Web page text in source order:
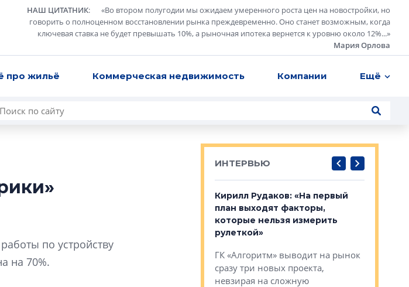
НАШ ЦИТАТНИК: «Во втором полугодии мы ожидаем умеренного роста цен на новостройки, но
говорить о полноценном восстановлении рынка преждевременно. Оно станет возможным, когда
ключевая ставка не будет превышать 10%, а рыночная ипотека вернется к уровню около 12%...»
Мария Орлова
про жильё Коммерческая недвижимость Компании Ещё
по устройству
на 70%.
ИНТЕРВЬЮ
Что важнее для современного
Кирилл Рудаков: «На первый
план выходят факторы,
которые нельзя измерить
рулеткой»
ГК «Алгоритм» выводит на рынок
сразу три новых проекта,
невзирая на сложную